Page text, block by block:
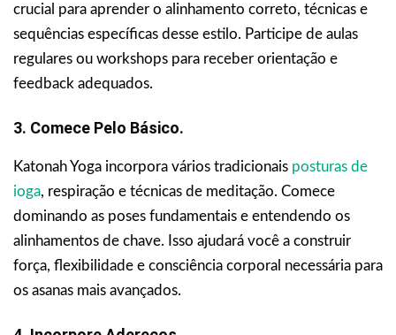
crucial para aprender o alinhamento correto, técnicas e
sequências específicas desse estilo. Participe de aulas
regulares ou workshops para receber orientação e
feedback adequados.
3. Comece Pelo Básico.
Katonah Yoga incorpora vários tradicionais posturas de
ioga, respiração e técnicas de meditação. Comece
dominando as poses fundamentais e entendendo os
alinhamentos de chave. Isso ajudará você a construir
força, flexibilidade e consciência corporal necessária para
os asanas mais avançados.